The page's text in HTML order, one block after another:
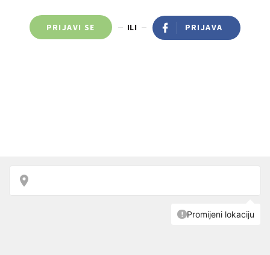
PRIJAVI SE ILI PRIJAVA